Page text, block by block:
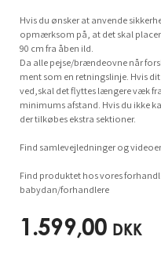
Hvis du ønsker at anvende
opmærksom på, at det skal
90 cm fra åben ild.
Da alle pejse/brændeovne når
ment som en retningslinje. Hvis
ved,skal det flyttes længere væk
minimums afstand. Hvis du ikke
der tilkøbes ekstra sektioner.
Find samlevejledninger og
Find produktet hos vores
babydan/forhandlere
1.599,00 DKK